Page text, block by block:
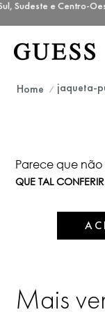
Sudeste e
jaqueta-
Parece que
QUE TAL
Mais